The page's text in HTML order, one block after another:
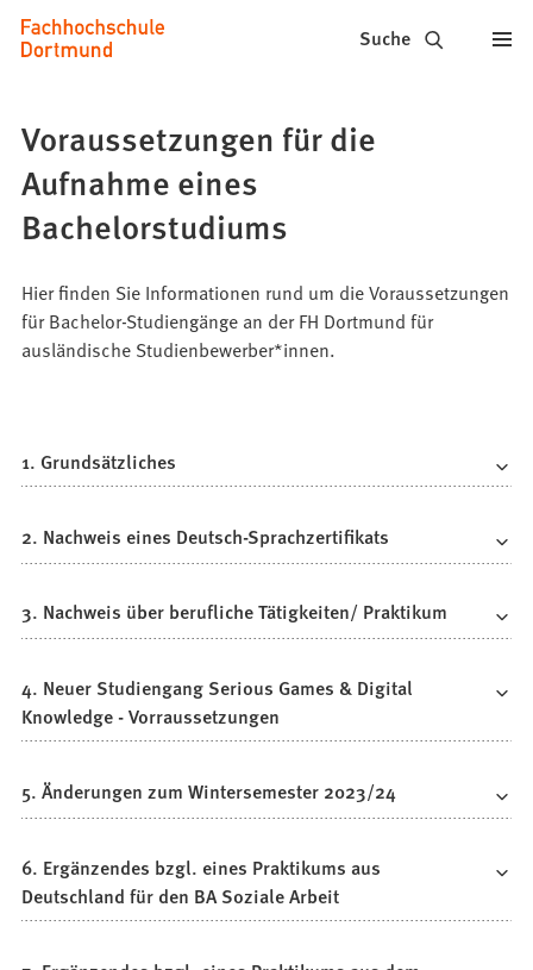
Inhalt anspringen
Fachhochschule
Dortmund
Studium,
Studiengänge,
Suche
Voraussetzungen für die
Aufnahme eines
Bachelorstudiums
Hier finden Sie Informationen rund um die Voraussetzungen
für Bachelor-Studiengänge an der FH Dortmund für
ausländische Studienbewerber*innen.
1. Grundsätzliches
2. Nachweis eines Deutsch-Sprachzertifikats
3. Nachweis über berufliche Tätigkeiten/ Praktikum
4. Neuer Studiengang Serious Games & Digital
Knowledge - Vorraussetzungen
5. Änderungen zum Wintersemester 2023/24
6. Ergänzendes bzgl. eines Praktikums aus
Deutschland für den BA Soziale Arbeit